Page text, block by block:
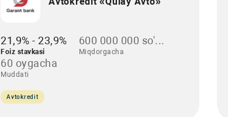
21,9% - 23,9%
Foiz stavkasi
600 000 000 so'...
Miqdorgacha
60 oygacha
Muddati
Avtokredit